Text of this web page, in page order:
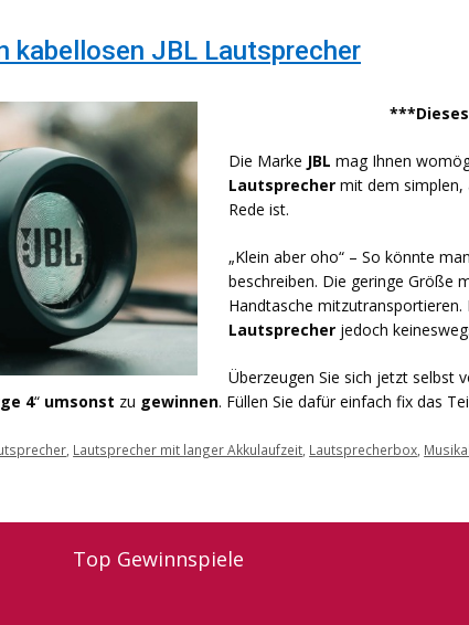
kabellosen JBL Lautsprecher
Die Marke JBL mag Ihnen
Lautsprecher mit dem simplen,
Rede ist.
„Klein aber oho“ – So könnte
beschreiben. Die geringe Größe
Handtasche
Lautsprecher jedoch
Überzeugen Sie sich jetzt selbst
4“ umsonst zu gewinnen. Füllen Sie dafür einfach fix das
, Lautsprecher mit langer Akkulaufzeit, Lautsprecherbox,
Top Gewinnspiele